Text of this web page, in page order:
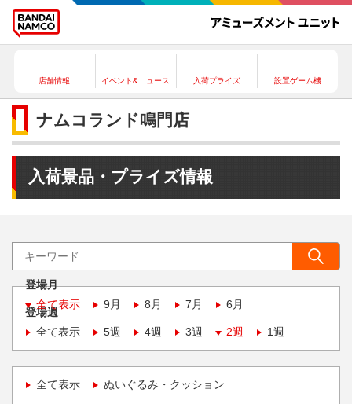
店舗情報 イベント&ニュース 入荷プライズ 設置ゲーム機
ナムコランド鳴門店
入荷景品・プライズ情報
登場月
全て表示
9月 8月 7月 6月
登場週
全て表示
5週 4週 3週 2週 1週
全て表示 ぬいぐるみ・クッション